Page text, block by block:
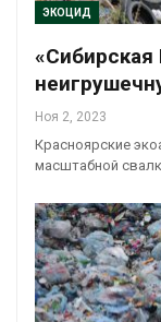
ЭКОЦИД
«Сибирская
Ноя 2, 2023
Красноярские
масштабной